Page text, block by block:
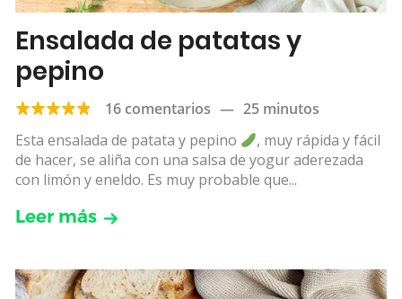
Ensalada de patatas y
pepino
16 comentarios — 25 minutos
Esta ensalada de patata y pepino
, muy rápida y fácil
de hacer, se aliña con una salsa de yogur aderezada
con limón y eneldo. Es muy probable que...
Leer más